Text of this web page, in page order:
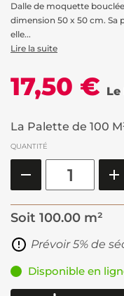
Dalle de moquette
dimension 50 x 50 cm. Sa
elle...
Lire la suite
17,50 € Le
La Palette de 100
QUANTITÉ
Soit 100.00 m²
Prévoir 5% de
Disponible en